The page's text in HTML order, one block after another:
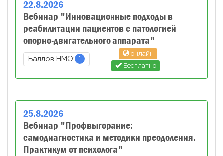
22.8.2026
Вебинар "Инновационные подходы в
реабилитации пациентов с патологией
опорно-двигательного аппарата"
Баллов НМО: 1
онлайн
Бесплатно
25.8.2026
Вебинар "Профвыгорание:
самодиагностика и методики преодоления.
Практикум от психолога"